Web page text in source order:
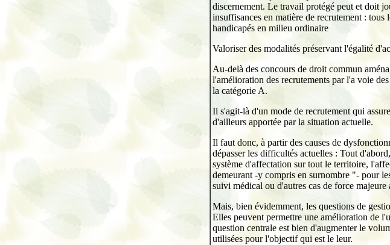
discernement. Le travail protégé peut et doit
insuffisances en matière de recrutement :
handicapés en milieu ordinaire
Valoriser des modalités préservant l'égalité
Au-delà des concours de droit commun
l'amélioration des recrutements par l'a voie
la catégorie A.
Il s'agit-là d'un mode de recrutement qui
d'ailleurs apportée par la situation actuelle.
Il faut donc, à partir des causes de
dépasser les difficultés actuelles : Tout
système d'affectation sur tout le territoire,
demeurant -y compris en surnombre "- pour
suivi médical ou d'autres cas de force
Mais, bien évidemment, les questions de
Elles peuvent permettre une amélioration de
question centrale est bien d'augmenter le
utilisées pour l'objectif qui est le leur.